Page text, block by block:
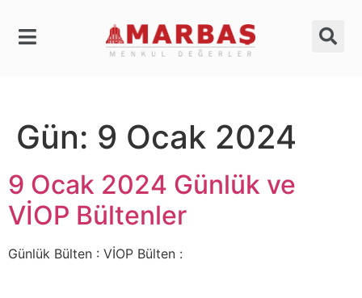
Gün: 9 Ocak 2024
9 Ocak 2024 Günlük ve
VİOP Bültenler
Günlük Bülten : VİOP Bülten :